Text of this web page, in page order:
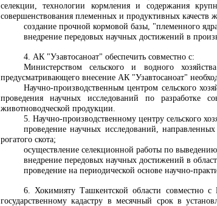
селекции, технологии кормления и содержания
совершенствования племенных и продуктивных качеств
создание прочной кормовой базы, "племенного
внедрение передовых научных достижений в
4. АК "Узавтосаноат" обеспечить совместно с:
Министерством сельского и водного
предусматривающего внесение АК "Узавтосаноат"
Научно-производственным центром сельского
проведения научных исследований по разработке
животноводческой продукции.
5. Научно-производственному центру сельского
проведение научных исследований,
рогатого скота;
осуществление селекционной работы по
внедрение передовых научных достижений в
проведение на периодической основе научно-
6. Хокимияту Ташкентской области совместно с
государственному кадастру в месячный срок в